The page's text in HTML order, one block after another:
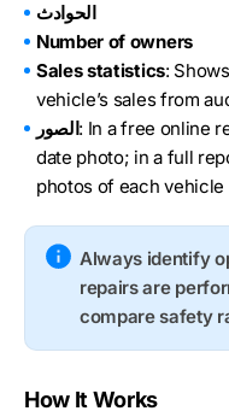
الحوادث
Number of owners
Sales statistics:
vehicle’s sales from
الصور: In a free online
date photo; in a full
photos of each vehicle
Always identify
repairs are
compare safety
How It Works